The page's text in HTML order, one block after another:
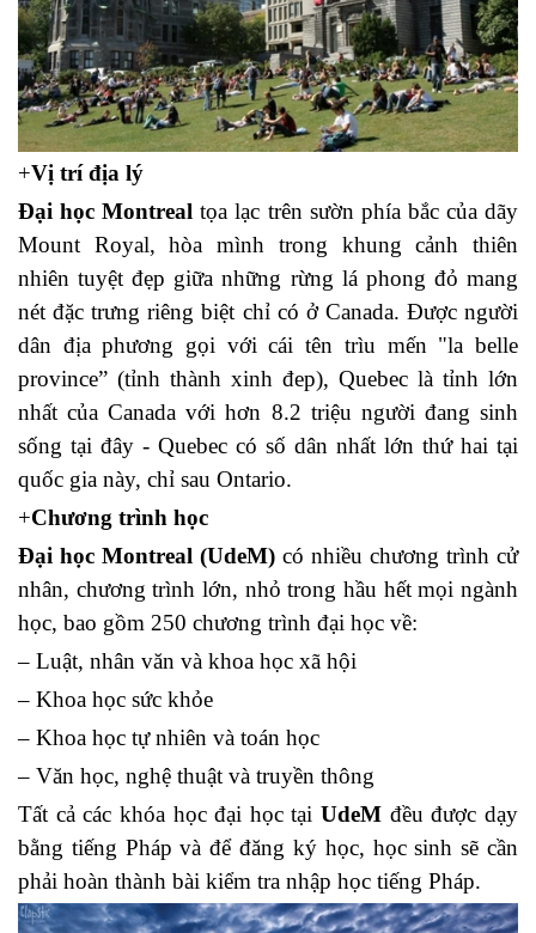
+Vị trí địa lý
Đại học Montreal tọa lạc trên sườn phía bắc của dãy
Mount Royal, hòa mình trong khung cảnh thiên
nhiên tuyệt đẹp giữa những rừng lá phong đỏ mang
nét đặc trưng riêng biệt chỉ có ở Canada. Được người
dân địa phương gọi với cái tên trìu mến "la belle
province” (tỉnh thành xinh đep), Quebec là tỉnh lớn
nhất của Canada với hơn 8.2 triệu người đang sinh
sống tại đây - Quebec có số dân nhất lớn thứ hai tại
quốc gia này, chỉ sau Ontario.
+Chương trình học
Đại học Montreal (UdeM) có nhiều chương trình cử
nhân, chương trình lớn, nhỏ trong hầu hết mọi ngành
học, bao gồm 250 chương trình đại học về:
– Luật, nhân văn và khoa học xã hội
– Khoa học sức khỏe
– Khoa học tự nhiên và toán học
– Văn học, nghệ thuật và truyền thông
Tất cả các khóa học đại học tạiUdeM đều được dạy
bằng tiếng Pháp và để đăng ký học, học sinh sẽ cần
phải hoàn thành bài kiểm tra nhập học tiếng Pháp.